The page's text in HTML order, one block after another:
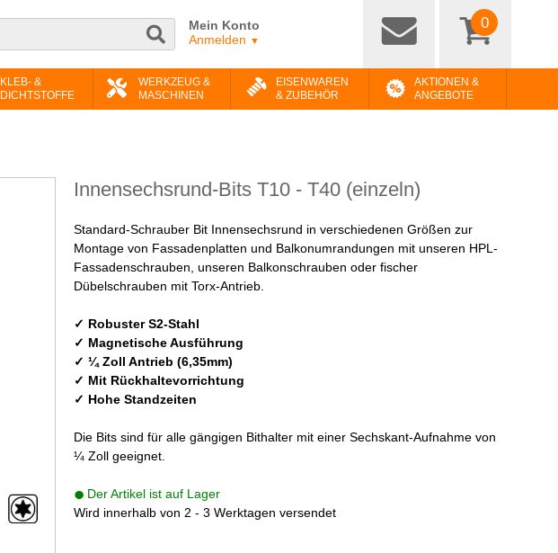
Mein Konto
Anmelden ▼
0
KLEB- &
DICHTSTOFFE
WERKZEUG &
MASCHINEN
EISENWAREN
& ZUBEHÖR
AKTIONEN &
ANGEBOTE
Innensechsrund-Bits T10 - T40 (einzeln)
Standard-Schrauber Bit Innensechsrund in verschiedenen Größen zur
Montage von Fassadenplatten und Balkonumrandungen mit unseren HPL-
Fassadenschrauben, unseren Balkonschrauben oder fischer
Dübelschrauben mit Torx-Antrieb.
✓ Robuster S2-Stahl
✓ Magnetische Ausführung
✓ ¼ Zoll Antrieb (6,35mm)
✓ Mit Rückhaltevorrichtung
✓ Hohe Standzeiten
Die Bits sind für alle gängigen Bithalter mit einer Sechskant-Aufnahme von
¼ Zoll geeignet.
Der Artikel ist auf Lager
Wird innerhalb von 2 - 3 Werktagen versendet